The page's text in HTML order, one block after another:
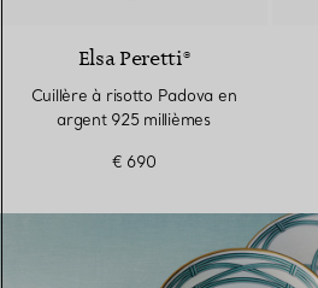
Elsa Peretti®
Cuillère à risotto Padova en
argent 925 millièmes
€ 690